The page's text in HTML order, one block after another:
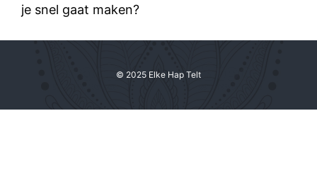
je snel gaat maken?
© 2025 Elke Hap Telt